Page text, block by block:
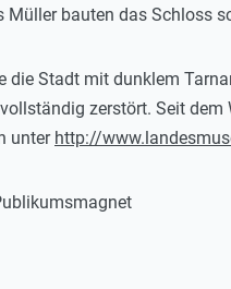
Müller bauten das Schloss
die Stadt mit dunklem
zerstört. Seit
unter http://